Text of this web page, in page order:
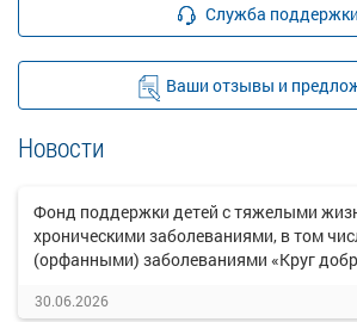
Служба поддержки
Ваши отзывы и
Новости
Фонд поддержки детей с тяжелыми
хроническими заболеваниями, в том
(орфанными) заболеваниями «Круг
30.06.2026